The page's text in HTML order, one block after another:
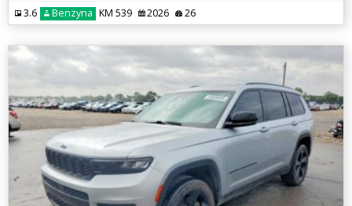
3.6 Benzyna KM 539 2026 26